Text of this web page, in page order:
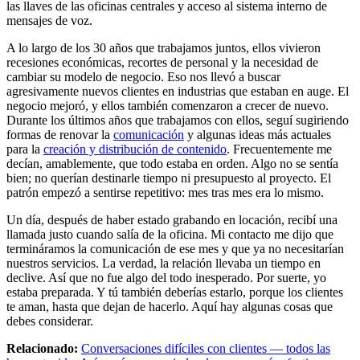
las llaves de las oficinas centrales y acceso al sistema interno de
mensajes de voz.
A lo largo de los 30 años que trabajamos juntos, ellos vivieron
recesiones económicas, recortes de personal y la necesidad de
cambiar su modelo de negocio. Eso nos llevó a buscar
agresivamente nuevos clientes en industrias que estaban en auge. El
negocio mejoró, y ellos también comenzaron a crecer de nuevo.
Durante los últimos años que trabajamos con ellos, seguí sugiriendo
formas de renovar la comunicación y algunas ideas más actuales
para la creación y distribución de contenido. Frecuentemente me
decían, amablemente, que todo estaba en orden. Algo no se sentía
bien; no querían destinarle tiempo ni presupuesto al proyecto. El
patrón empezó a sentirse repetitivo: mes tras mes era lo mismo.
Un día, después de haber estado grabando en locación, recibí una
llamada justo cuando salía de la oficina. Mi contacto me dijo que
termináramos la comunicación de ese mes y que ya no necesitarían
nuestros servicios. La verdad, la relación llevaba un tiempo en
declive. Así que no fue algo del todo inesperado. Por suerte, yo
estaba preparada. Y tú también deberías estarlo, porque los clientes
te aman, hasta que dejan de hacerlo. Aquí hay algunas cosas que
debes considerar.
Relacionado: Conversaciones difíciles con clientes — todos las